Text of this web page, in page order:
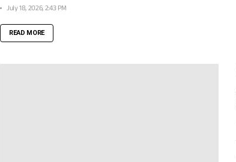
July 18, 2026, 2:43 PM
READ MORE